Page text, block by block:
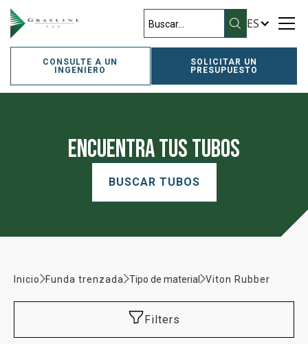
ES
CONSULTE A UN
INGENIERO
SOLICITAR UN
PRESUPUESTO
Encuentra tus tubos
BUSCAR TUBOS
Inicio Funda trenzada Tipo de material Viton Rubber
Filters